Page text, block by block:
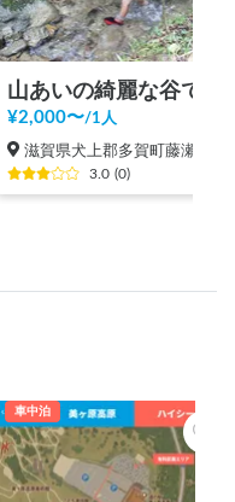
¥2,000〜/1人
滋賀県犬上郡多賀町藤瀬
3.0 (0)
車中泊